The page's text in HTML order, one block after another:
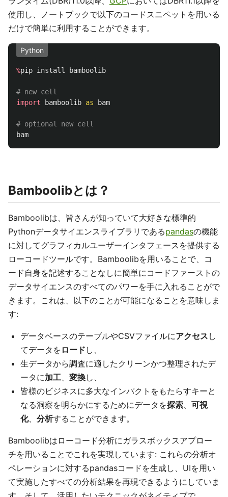
使用し、ノートブックで以下のコードスニペットを用いる
だけで簡単に利用することができます。
Python
%pip install bamboolib
import
bamboolib as bam
bam
Bamboolibとは？
Bamboolibは、皆さんが知っていて大好きな標準的
Pythonデータサイエンスライブラリであるpandasの機能
に対してグラフィカルユーザーインタフェースを提供する
ローコードツールです。Bamboolibを用いることで、コ
ード自身を記述することなしに簡単にコードファーストの
データサイエンスのすべてのパワーを手に入れることがで
きます。これは、以下のことが可能になることを意味しま
す:
データベースのテーブルやCSVファイルにアクセス し
てデータを ロード し、
生データから調査に適したクリーンかつ整理されたデ
ータに加工、 変換し、
皆様のビジネスに多大なインパクトをもたらすキーと
なる洞察を明らかにするためにデータを探索、 可視
化、 分析することができます。
Bamboolibはローコード分析にガラスボックスアプロー
チを用いることでこれを実現しています: これらの分析オ
ペレーションに対するpandasコードを生成し、UIを用い
て実施したすべての分析結果を再現できるようにしていま